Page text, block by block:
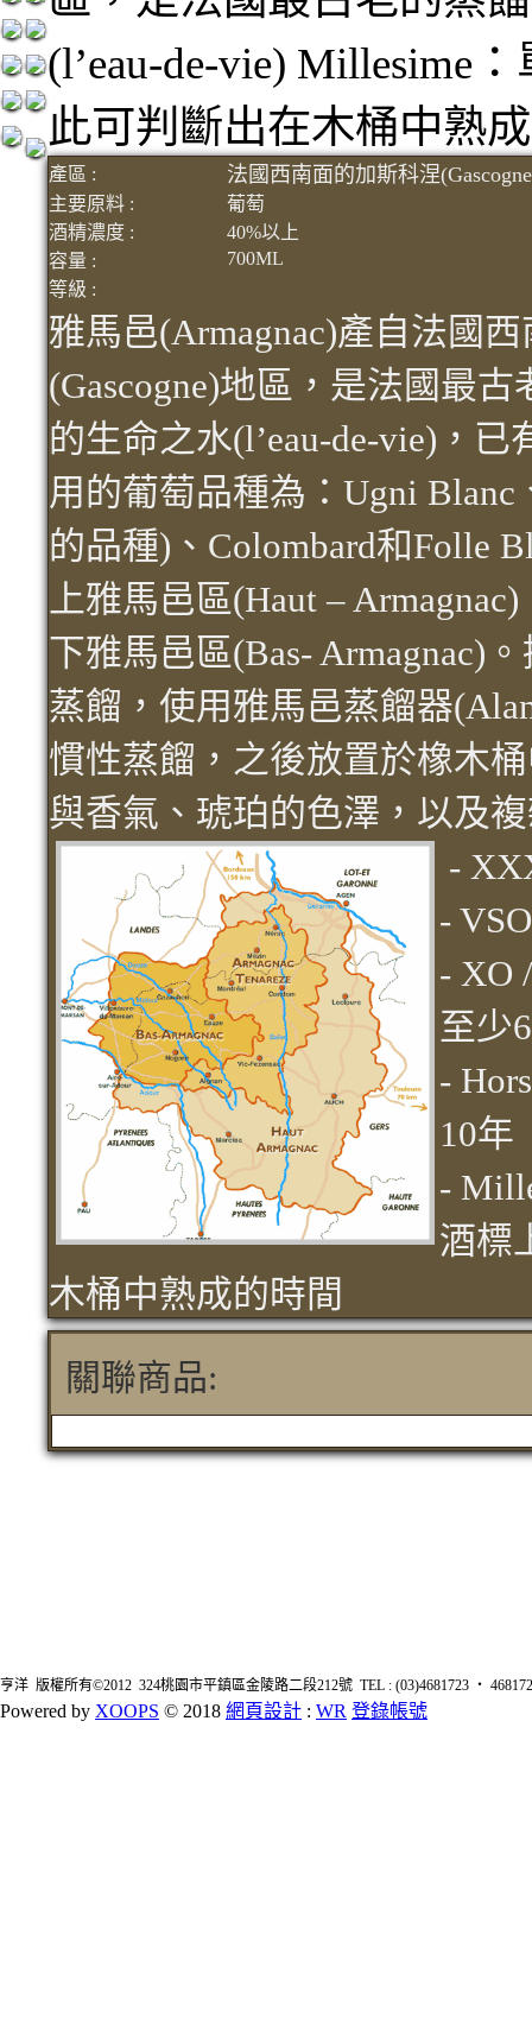
(l’eau-de-vie) Millesime
此可判斷出在木桶中熟
產區 : 法國西南面的加斯科涅
主要原料 :
葡萄
酒精濃度 :
40%以上
容量 :
700ML
等級 :
雅馬邑(Armagnac)產自法國
(Gascogne)地區，是法國最
的生命之水(l’eau-de-vie)，
用的葡萄品種為：Ugni Blanc
的品種)、Colombard和Folle
上雅馬邑區(Haut –
下雅馬邑區(Bas- Armagnac)
蒸餾，使用雅馬邑蒸餾器
慣性蒸餾，之後放置於橡木
與香氣、琥珀的色澤，以及
-
-
- XO
至少
-
10年
-
酒標
木桶中熟成的時間
關聯商品:
亨洋 版權所有©2012 324桃園市平鎮區金陵路二段212號 TEL : (03)4681723 ‧
Powered by XOOPS © 2018 網頁設計 : WR 登錄帳號